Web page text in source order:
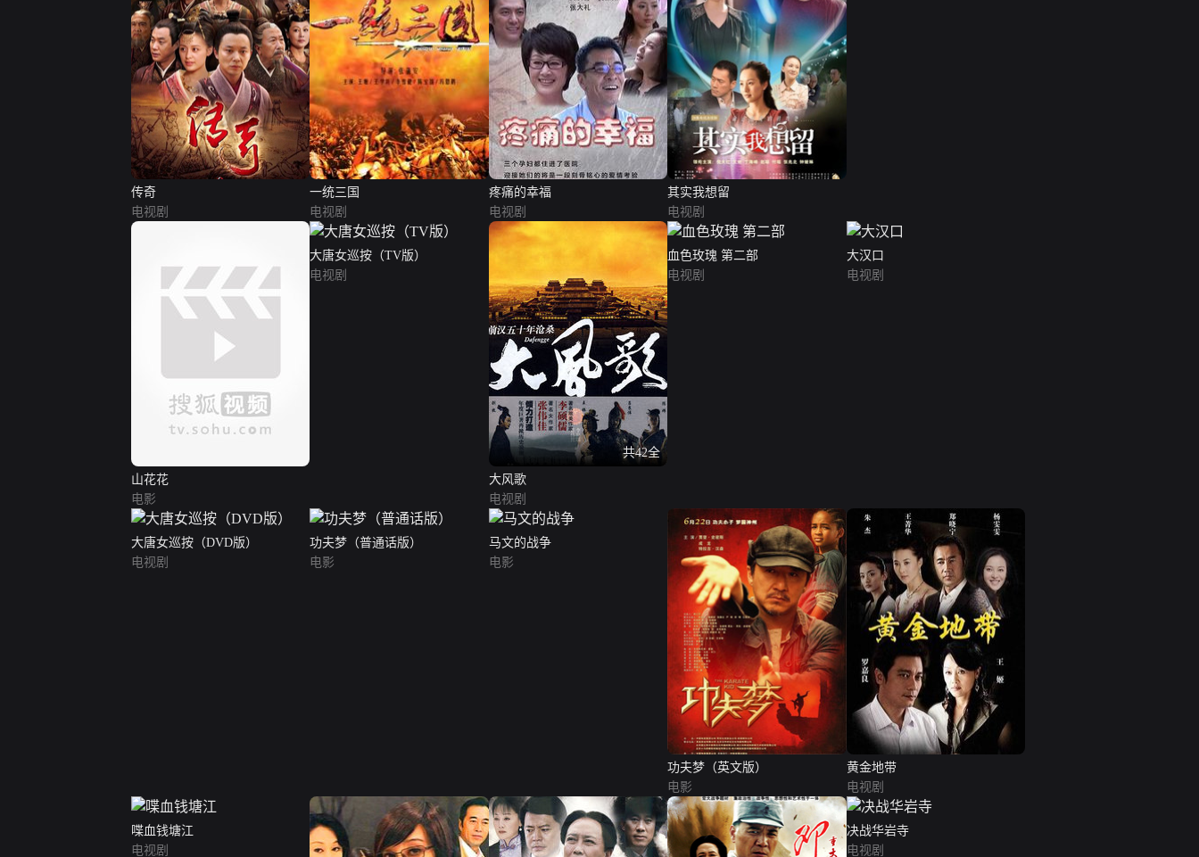
传奇
电视剧
一统三国
电视剧
疼痛的幸福
电视剧
其实我想留
电视剧
山花花
电影
大唐女巡按（TV版）
电视剧
共42全
大风歌
电视剧
血色玫瑰 第二部
电视剧
大汉口
电视剧
大唐女巡按（DVD版）
电视剧
功夫梦（普通话版）
电影
马文的战争
电影
功夫梦（英文版）
电影
黄金地带
电视剧
喋血钱塘江
电视剧
决战华岩寺
电视剧